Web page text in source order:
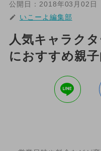
公開日： 2018年03月02日
いこーよ編集部
人気キャラク
におすすめ親